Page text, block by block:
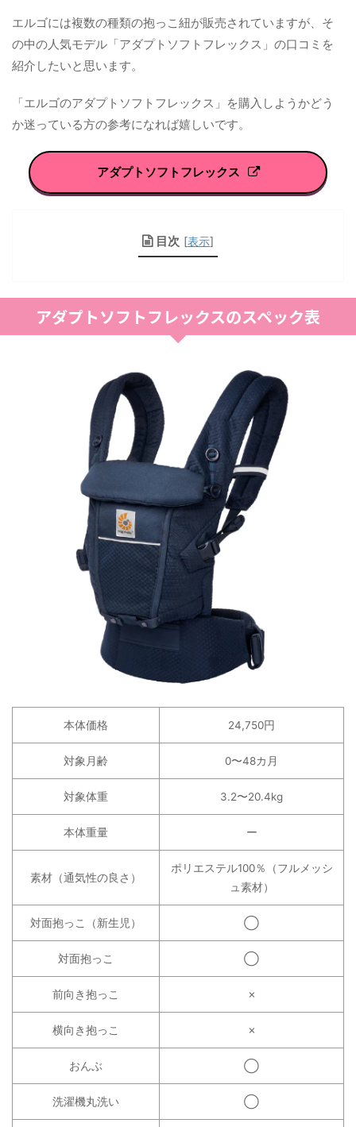
エルゴには複数の種類の抱っこ紐が販売されていますが、そ
の中の人気モデル「アダプトソフトフレックス」の口コミを
紹介したいと思います。
「エルゴのアダプトソフトフレックス」を購入しようかどう
か迷っている方の参考になれば嬉しいです。
アダプトソフトフレックス
目次 [表示]
アダプトソフトフレックスのスペック表
本体価格 24,750円
対象月齢 0〜48カ月
対象体重 3.2〜20.4kg
本体重量 ー
素材（通気性の良さ）
ポリエステル100％（フルメッシ
ュ素材）
対面抱っこ（新生児） ◯
対面抱っこ ◯
前向き抱っこ ✗
横向き抱っこ ✗
おんぶ ◯
洗濯機丸洗い ◯